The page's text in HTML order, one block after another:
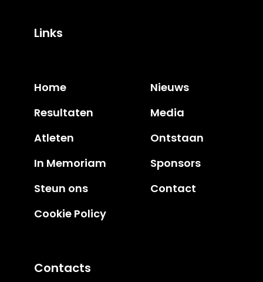
Links
Home
Nieuws
Resultaten
Media
Atleten
Ontstaan
In Memoriam
Sponsors
Steun ons
Contact
Cookie Policy
Contacts